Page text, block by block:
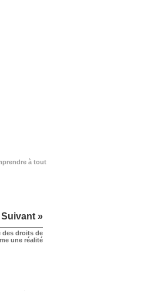
à tout
Suivant »
des droits de
une réalité